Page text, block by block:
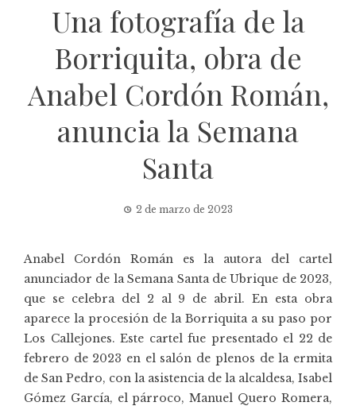
Una fotografía de la
Borriquita, obra de
Anabel Cordón Román,
anuncia la Semana
Santa
2 de marzo de 2023
Anabel Cordón Román es la autora del cartel
anunciador de la Semana Santa de Ubrique de 2023,
que se celebra del 2 al 9 de abril. En esta obra
aparece la procesión de la Borriquita a su paso por
Los Callejones. Este cartel fue presentado el 22 de
febrero de 2023 en el salón de plenos de la ermita
de San Pedro, con la asistencia de la alcaldesa, Isabel
Gómez García, el párroco, Manuel Quero Romera,